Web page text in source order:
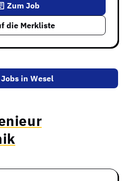
die Merkliste
Zum Job
in Wesel